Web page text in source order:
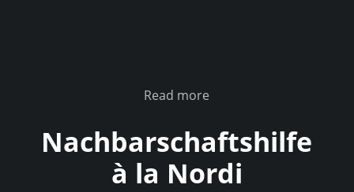
Read more
Nachbarschaftshilfe
à la Nordi